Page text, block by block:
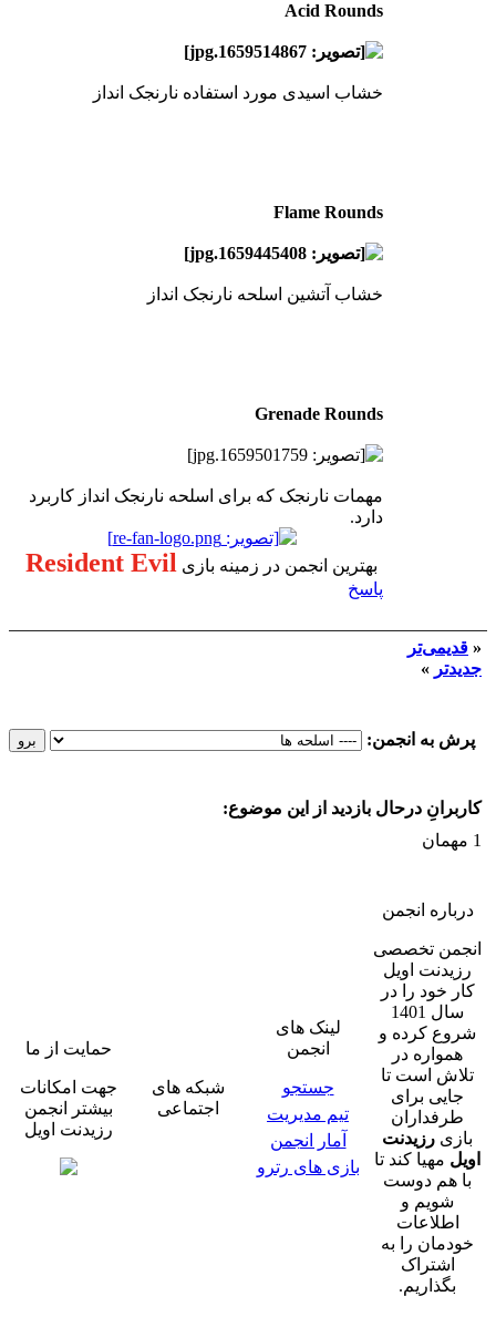
Acid Rounds
خشاب اسیدی مورد استفاده نارنجک انداز
Flame Rounds
خشاب آتشین اسلحه نارنجک انداز
Grenade Rounds
مهمات نارنجک که برای اسلحه نارنجک انداز کاربرد
دارد.
بهترین انجمن در زمینه بازی Resident Evil
پاسخ
« قدیمی‌تر
جدیدتر »
پرش به انجمن:
کاربرانِ درحال بازدید از این موضوع:
1 مهمان
درباره انجمن
انجمن تخصصی
رزیدنت اویل
کار خود را در
سال 1401
شروع کرده و
همواره در
تلاش است تا
جایی برای
طرفداران
بازی رزیدنت
اویل مهیا کند تا
با هم دوست
شویم و
اطلاعات
خودمان را به
اشتراک
بگذاریم.
لینک های
انجمن
جستجو
تیم مدیریت
آمار انجمن
بازی های رترو
شبکه های
اجتماعی
حمایت از ما
جهت امکانات
بیشتر انجمن
رزیدنت اویل